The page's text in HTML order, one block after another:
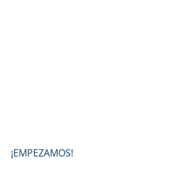
¡EMPEZAMOS!